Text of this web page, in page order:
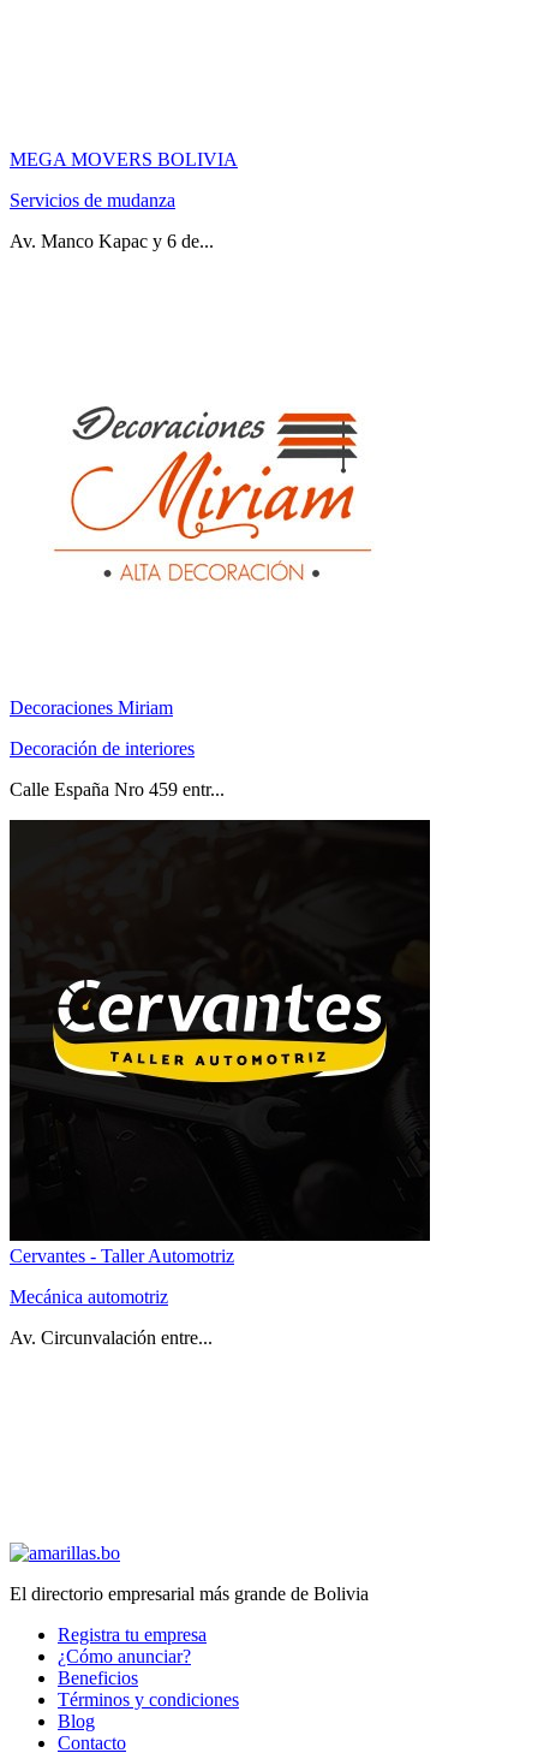
MEGA MOVERS BOLIVIA
Servicios de mudanza
Av. Manco Kapac y 6 de...
Decoraciones Miriam
Decoración de interiores
Calle España Nro 459 entr...
Cervantes - Taller Automotriz
Mecánica automotriz
Av. Circunvalación entre...
El directorio empresarial más grande de Bolivia
Registra tu empresa
¿Cómo anunciar?
Beneficios
Términos y condiciones
Blog
Contacto